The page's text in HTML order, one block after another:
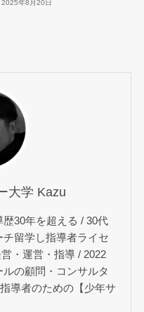
2025年8月20日
大学 Kazu
30年を超える / 30代
留学し指導者ライセ
・運営・指導 / 2022
の顧問・コンサルタ
導者のための【少年サ